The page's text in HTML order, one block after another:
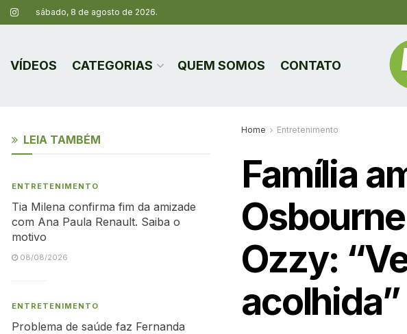
sábado, 8 de agosto de 2026.
VÍDEOS CATEGORIAS QUEM SOMOS CONTATO
Home Entretenimento
Família
Ozzy:
acolhida”
LEIA TAMBÉM
ENTRETENIMENTO
Tia Milena confirma fim da amizade
com Ana Paula Renault. Saiba o
motivo
08/08/2026
ENTRETENIMENTO
Problema de saúde faz Fernanda